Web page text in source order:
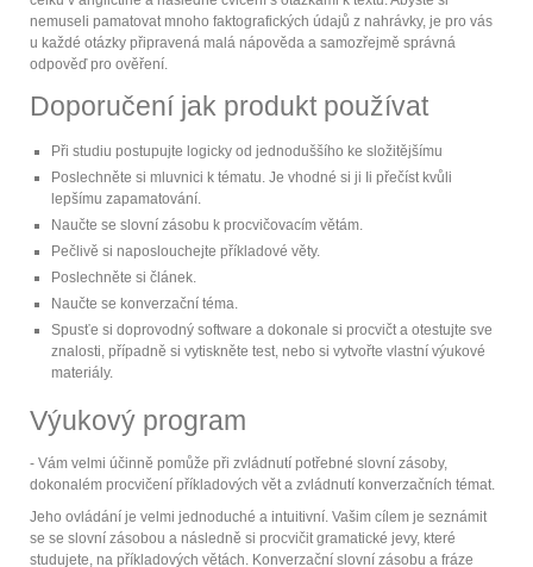
nemuseli pamatovat mnoho faktografických údajů z nahrávky, je pro vás
u každé otázky připravená malá nápověda a samozřejmě správná
odpověď pro ověření.
Doporučení jak produkt používat
Při studiu postupujte logicky od jednoduššího ke složitějšímu
Poslechněte si mluvnici k tématu. Je vhodné si ji Ii přečíst kvůli
lepšímu zapamatování.
Naučte se slovní zásobu k procvičovacím větám.
Pečlivě si naposlouchejte příkladové věty.
Poslechněte si článek.
Naučte se konverzační téma.
Spusťe si doprovodný software a dokonale si procvičt a otestujte sve
znalosti, případně si vytiskněte test, nebo si vytvořte vlastní výukové
materiály.
Výukový program
- Vám velmi účinně pomůže při zvládnutí potřebné slovní zásoby,
dokonalém procvičení příkladových vět a zvládnutí konverzačních témat.
Jeho ovládání je velmi jednoduché a intuitivní. Vašim cílem je seznámit
se se slovní zásobou a následně si procvičit gramatické jevy, které
studujete, na příkladových větách. Konverzační slovní zásobu a fráze